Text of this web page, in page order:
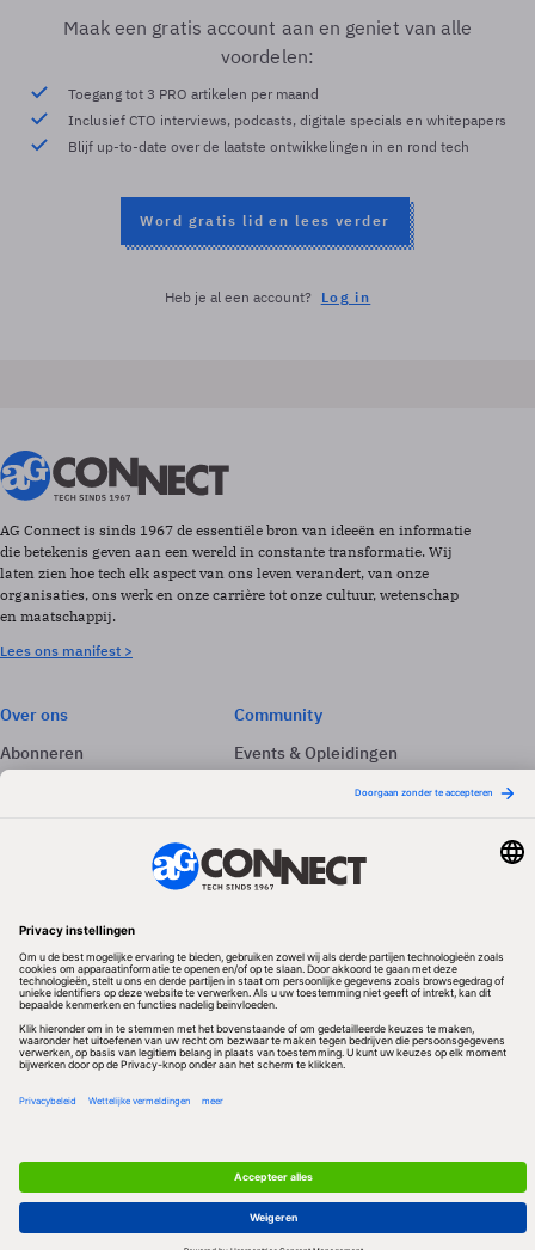
Maak een gratis account aan en geniet van alle
voordelen:
Toegang tot 3 PRO artikelen per maand
Inclusief CTO interviews, podcasts, digitale specials en whitepapers
Blijf up-to-date over de laatste ontwikkelingen in en rond tech
Word gratis lid en lees verder
Heb je al een account? Log in
AG Connect is sinds 1967 de essentiële bron van ideeën en informatie
die betekenis geven aan een wereld in constante transformatie. Wij
laten zien hoe tech elk aspect van ons leven verandert, van onze
organisaties, ons werk en onze carrière tot onze cultuur, wetenschap
en maatschappij.
Lees ons manifest >
Over ons
Abonneren
Adverteren
Community
Events & Opleidingen
Volg ons
Redactionele partner
Algemene Voorwaarden & Copyrights